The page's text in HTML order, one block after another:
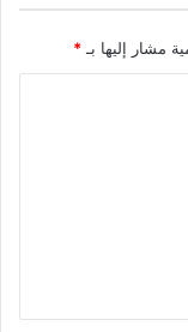
مشار إليها بـ *